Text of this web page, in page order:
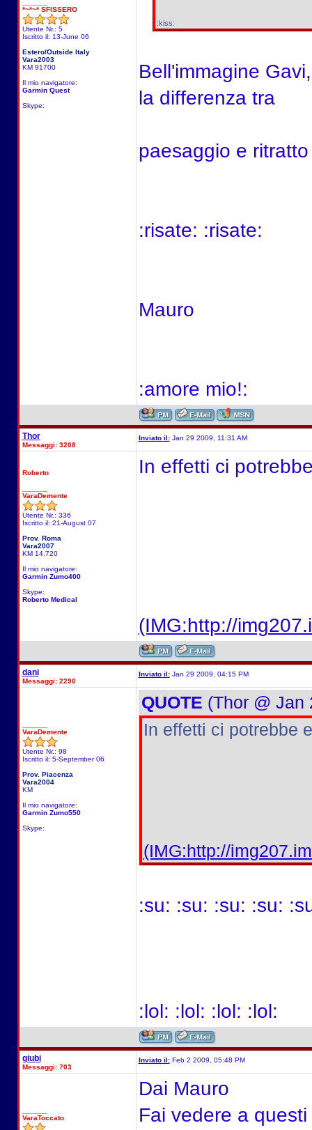
*~*~* SFISSERO
Utente Nr.: 5
Iscritto il: 13-June 06
Estero/Outside Italy
Vara2003
KM 91700
Il mio navigatore:
Garmin Quest
Skype:
:kiss:
Bell'immagine
la differenza tra
paesaggio e
:risate: :risate:
Mauro
:amore mio!:
Thor
Messaggi: 3208
Inviato il:Jan 29 2009, 11:31 AM
Roberto
VaraDemente
Utente Nr.: 336
Iscritto il: 21-August 07
Prov. Roma
Vara2007
KM 14.720
Il mio navigatore:
Garmin Zumo400
Skype:
Roberto Medical
In effetti ci
(IMG:http://
dani
Messaggi: 2290
Inviato il:Jan 29 2009, 04:15 PM
VaraDemente
Utente Nr.: 98
Iscritto il: 5-September 06
Prov. Piacenza
Vara2004
KM
Il mio navigatore:
Garmin Zumo550
Skype:
QUOTE (Thor @ Jan
In effetti ci potrebbe
(IMG:http://
:su: :su: :su: :su:
:lol: :lol: :lol: :lol:
giubi
Messaggi: 703
Inviato il:Feb 2 2009, 05:48 PM
VaraToccato
Dai Mauro
Fai vedere a